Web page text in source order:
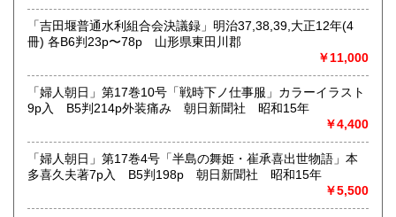
「吉田堰普通水利組合会決議録」明治37,38,39,大正12年(4
冊) 各B6判23p〜78p 山形県東田川郡
￥11,000
「婦人朝日」第17巻10号「戦時下ノ仕事服」カラーイラスト
9p入 B5判214p外装痛み 朝日新聞社 昭和15年
￥4,400
「婦人朝日」第17巻4号「半島の舞姫・崔承喜出世物語」本
多喜久夫著7p入 B5判198p 朝日新聞社 昭和15年
￥5,500